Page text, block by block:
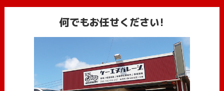
何でもお任せください!